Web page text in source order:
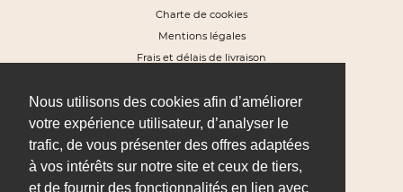
Nous utilisons des cookies afin d’améliorer
votre expérience utilisateur, d’analyser le
trafic, de vous présenter des offres adaptées
à vos intérêts sur notre site et ceux de tiers,
et de fournir des fonctionnalités en lien avec
Charte de cookies
Mentions légales
Frais et délais de livraison
NEWSLETTER
Pour recevoir nos offres exclusives et
profiter de 10% de remise sur votre
prochaine commande